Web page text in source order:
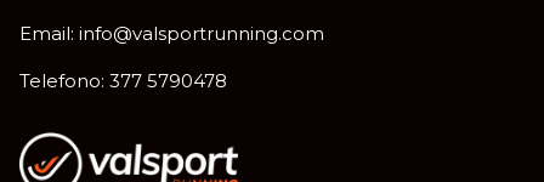
Email: info@valsportrunning.com
Telefono: 377 5790478